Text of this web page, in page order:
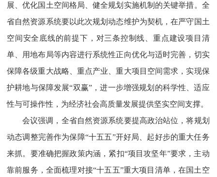
展、优化国土空间格局、健全规划实施机制的关键举措。全
省自然资源系统要以此次规划动态维护为契机，在严守国土
空间安全底线的前提下，对三条控制线、重点建设项目清
单、用地布局等内容进行系统性正向优化与适时完善，切实
保障各级重大战略、重点产业、重大项目空间需求，实现保
护耕地与保障发展“双赢”，进一步增强规划的科学性、适应
性与可操作性，为经济社会高质量发展提供坚实空间支撑。
会议强调， 全省自然资源系统要提高政治站位，将规划
动态调整完善作为保障“十五五”开好局、起好步的重大任务
来抓。要准确把握政策内涵，紧扣“项目攻坚年”要求，主动
靠前服务，全面梳理对接“十五五”重大项目清单，在国土空